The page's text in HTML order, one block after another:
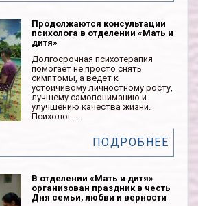
Продолжаются консультации
психолога в отделении «Мать и
дитя»
Долгосрочная психотерапия
помогает не просто снять
симптомы, а ведет к
устойчивому личностному росту,
лучшему самопониманию и
улучшению качества жизни.
Психолог ...
ПОДРОБНЕЕ
В отделении «Мать и дитя»
организован праздник в честь
Дня семьи, любви и верности